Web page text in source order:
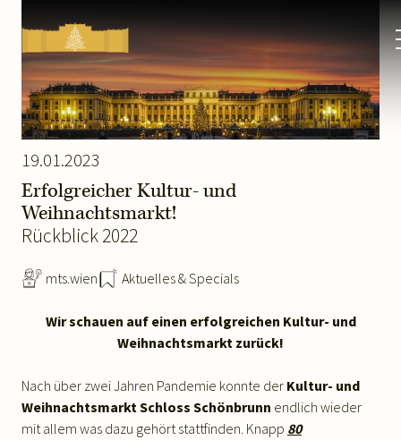
Kultur-
&
Weihnachtsmarkt
Schloss
Schönbrunn
19.01.2023
Erfolgreicher Kultur- und
Weihnachtsmarkt!
Rückblick 2022
mts.wien Aktuelles & Specials
Wir schauen auf einen erfolgreichen Kultur- und
Weihnachtsmarkt zurück!
Nach über zwei Jahren Pandemie konnte der Kultur- und
Weihnachtsmarkt Schloss Schönbrunn endlich wieder
mit allem was dazu gehört stattfinden. Knapp 80